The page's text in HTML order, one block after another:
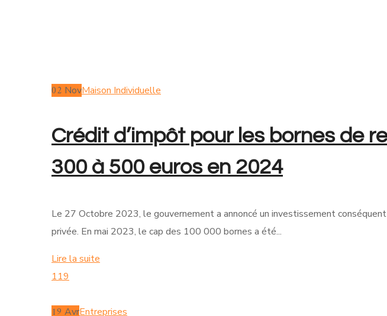
02 NovMaison Individuelle
Crédit d’impôt pour les bornes de
300 à 500 euros en 2024
Le 27 Octobre 2023, le gouvernement a annoncé un investissement
privée. En mai 2023, le cap des 100 000 bornes a été...
Lire la suite
119
19 AvrEntreprises